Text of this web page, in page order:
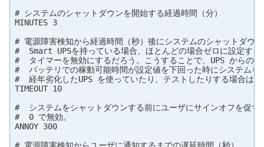
# システムのシャットダウンを開始する経過時間（分）
MINUTES 3
# 電源障害検知から経過時間（秒）後にシステムのシャットダウ
#  Smart UPSを持っている場合、ほとんどの場合ゼロに設定する
#  タイマーを無効にするだろう。こうすることで、UPS からの
#  バッテリでの稼動可能時間が設定値を下回った時にシステムを
#  経年劣化したUPS を使っていたり、テストしたりする場合は
TIMEOUT 10
#  システムをシャットダウンする前にユーザにサインオフを促す
#  0 で無効。
ANNOY 300